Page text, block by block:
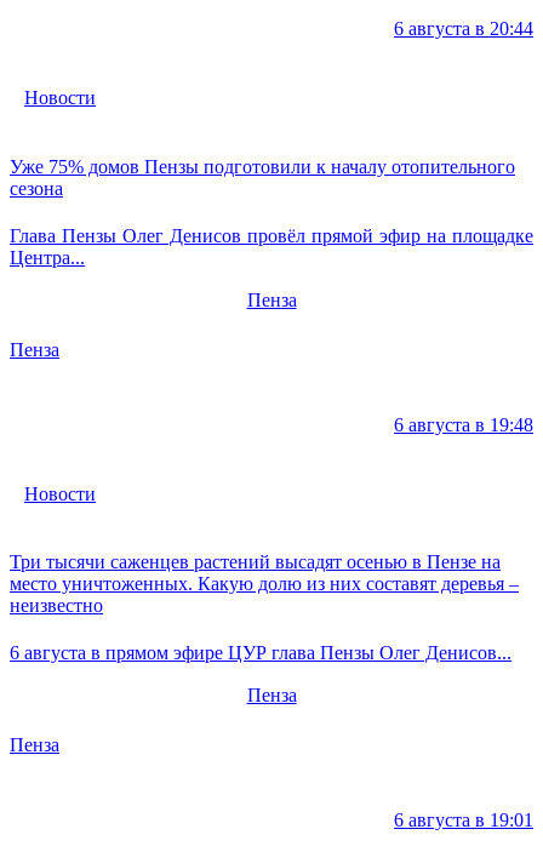
6 августа в 20:44
Новости
Уже 75% домов Пензы подготовили к началу отопительного
сезона
Глава Пензы Олег Денисов провёл прямой эфир на площадке
Центра...
Пенза
Пенза
6 августа в 19:48
Новости
Три тысячи саженцев растений высадят осенью в Пензе на
место уничтоженных. Какую долю из них составят деревья –
неизвестно
6 августа в прямом эфире ЦУР глава Пензы Олег Денисов...
Пенза
Пенза
6 августа в 19:01